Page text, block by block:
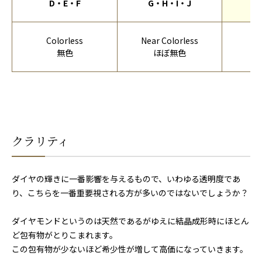
D・E・F G・H・I・J
Colorless
無色
Near Colorless
ほぼ無色
クラリティ
ダイヤの輝きに一番影響を与えるもので、いわゆる透明度であ
り、こちらを一番重要視される方が多いのではないでしょうか？
ダイヤモンドというのは天然であるがゆえに結晶成形時にほとん
ど包有物がとりこまれます。
この包有物が少ないほど希少性が増して高価になっていきます。